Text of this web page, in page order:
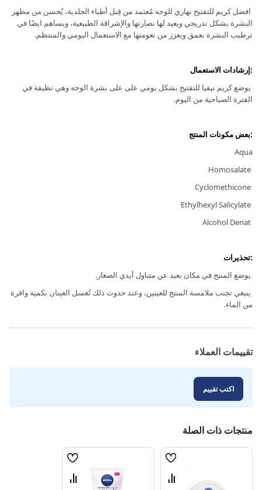
افضل كريم للتفتيح نهاري للوجه مُعتمد من قِبل أطباء الجلدية، يُحسن من مظهر
البشرة بشكل تدريجي ويعيد لها نضارتها والإشراقة الطبيعية، ويساهم ايضًا في
ترطيب البشرة بعمق ويعزز من نعومتها مع الاستعمال اليومي والمنتظم.
:إرشادات الاستعمال
يوضع كريم نيفيا للتفتيح بشكل يومي على على بشرة الوجه وهي نظيفة في
الفترة الصباحية من اليوم.
:بعض مكونات المنتج
Aqua
:تحذيرات
يوضع المنتج في مكان بعيد عن متناول أيدي الصغار.
ينبغي تجنب ملامسة المنتج للعينين، وعند حدوث ذلك تُغسل العينان بكمية وافرة
من الماء.
تقييمات العملاء
اكتب تقييم
منتجات ذات الصلة
قائمة
قارن
قائمة
قارن